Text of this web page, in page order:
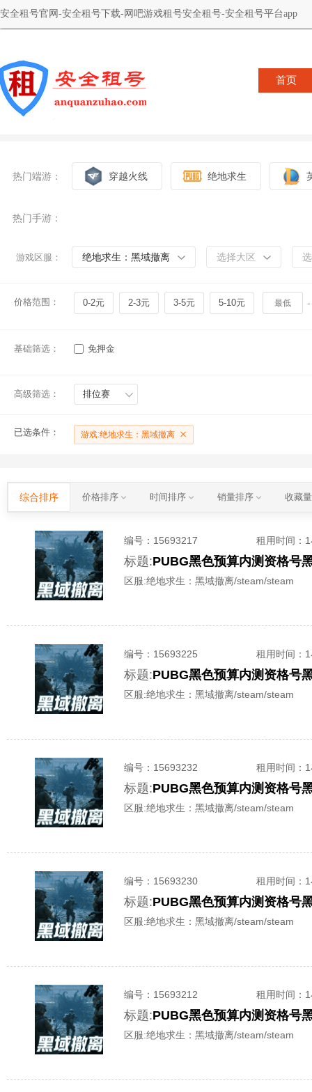
安全租号官网-安全租号下载-网吧游戏租号安全租号-安全租号平台app
首页
热门端游： 穿越火线 绝地求生
热门手游：
游戏区服： 绝地求生：黑域撤离 选择大区
价格范围： 0-2元 2-3元 3-5元 5-10元 -
基础筛选： 免押金
高级筛选： 排位赛
已选条件： 游戏:绝地求生：黑域撤离
综合排序 价格排序 时间排序 销量排序 收藏
编号： 15693217 租用时间 ：
标题:PUBG黑色预算内测资格号
区服:绝地求生：黑域撤离/steam/steam
编号： 15693225 租用时间 ：
标题:PUBG黑色预算内测资格号
区服:绝地求生：黑域撤离/steam/steam
编号： 15693232 租用时间 ：
标题:PUBG黑色预算内测资格号
区服:绝地求生：黑域撤离/steam/steam
编号： 15693230 租用时间 ：
标题:PUBG黑色预算内测资格号
区服:绝地求生：黑域撤离/steam/steam
编号： 15693212 租用时间 ：
标题:PUBG黑色预算内测资格号
区服:绝地求生：黑域撤离/steam/steam